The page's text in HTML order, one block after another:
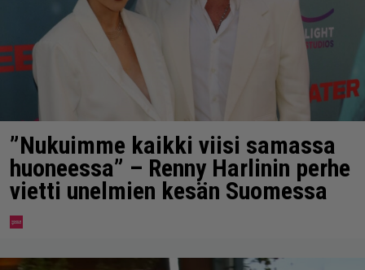
”Nukuimme kaikki viisi samassa
huoneessa” – Renny Harlinin perhe
vietti unelmien kesän Suomessa